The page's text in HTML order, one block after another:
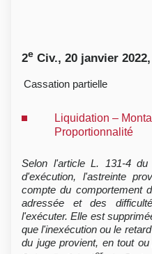
2e Civ., 20 janvier
Cassation partielle
Liquidation –
Proportionnalité
Selon l'article L. 131-4
d'exécution, l'astreinte
compte du comportement
adressée et des
l'exécuter. Elle est
que l'inexécution ou le
du juge provient, en tout